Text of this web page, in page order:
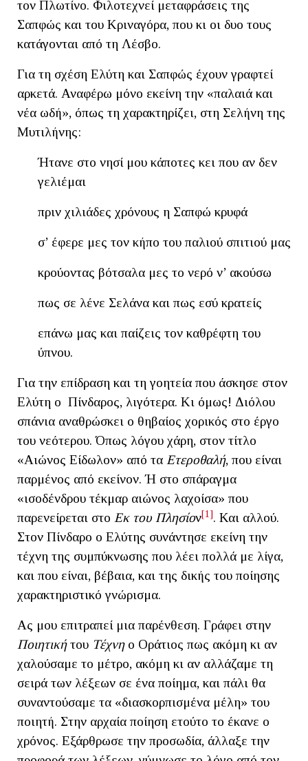
τον Πλωτίνο. Φιλοτεχνεί μεταφράσεις της
Σαπφώς και του Κριναγόρα, που κι οι δυο τους
κατάγονται από τη Λέσβο.
Για τη σχέση Ελύτη και Σαπφώς έχουν γραφτεί
αρκετά. Αναφέρω μόνο εκείνη την «παλαιά και
νέα ωδή», όπως τη χαρακτηρίζει, στη Σελήνη της
Μυτιλήνης:
Ήτανε στο νησί μου κάποτες κει που αν δεν
γελιέμαι
πριν χιλιάδες χρόνους η Σαπφώ κρυφά
σ’ έφερε μες τον κήπο του παλιού σπιτιού μας
κρούοντας βότσαλα μες το νερό ν’ ακούσω
πως σε λένε Σελάνα και πως εσύ κρατείς
επάνω μας και παίζεις τον καθρέφτη του
ύπνου.
Για την επίδραση και τη γοητεία που άσκησε στον
Ελύτη ο Πίνδαρος, λιγότερα. Κι όμως! Διόλου
σπάνια αναθρώσκει ο θηβαίος χορικός στο έργο
του νεότερου. Όπως λόγου χάρη, στον τίτλο
«Αιώνος Είδωλον» από τα Ετεροθαλή, που είναι
παρμένος από εκείνον. Ή στο σπάραγμα
«ισοδένδρου τέκμαρ αιώνος λαχοίσα» που
παρενείρεται στο Εκ του Πλησίον[1]. Και αλλού.
Στον Πίνδαρο ο Ελύτης συνάντησε εκείνη την
τέχνη της συμπύκνωσης που λέει πολλά με λίγα,
και που είναι, βέβαια, και της δικής του ποίησης
χαρακτηριστικό γνώρισμα.
Ας μου επιτραπεί μια παρένθεση. Γράφει στην
Ποιητικήτου Τέχνηο Οράτιος πως ακόμη κι αν
χαλούσαμε το μέτρο, ακόμη κι αν αλλάζαμε τη
σειρά των λέξεων σε ένα ποίημα, και πάλι θα
συναντούσαμε τα «διασκορπισμένα μέλη» του
ποιητή. Στην αρχαία ποίηση ετούτο το έκανε ο
χρόνος. Εξάρθρωσε την προσωδία, άλλαξε την